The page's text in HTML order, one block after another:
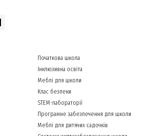
Початкова школа
Інклюзивна освіта
Меблі для школи
Клас безпеки
STEM-лабораторії
Програмне забезпечення для школи
Меблі для дитячих садочків